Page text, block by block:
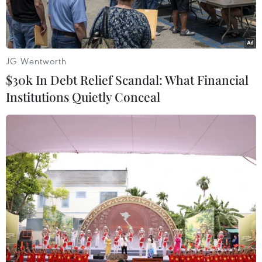
khác.
Bị can Nguyễn Thị Thanh Nhàn. (Ảnh: TTXVN phát)
Ngày 20/4, thông tin từ Bộ Công an cho biết Chủ
JG Wentworth
$30k In Debt Relief Scandal: What Financial
Institutions Quietly Conceal